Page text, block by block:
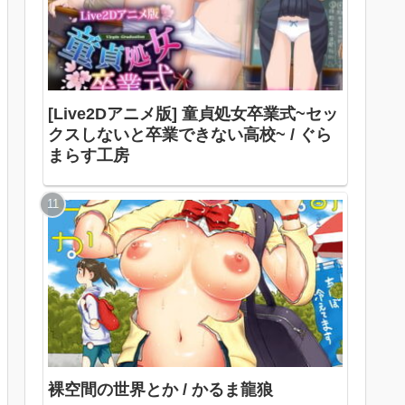
[Live2Dアニメ版] 童貞処女卒業式~セッ
クスしないと卒業できない高校~ / ぐら
まらす工房
裸空間の世界とか / かるま龍狼